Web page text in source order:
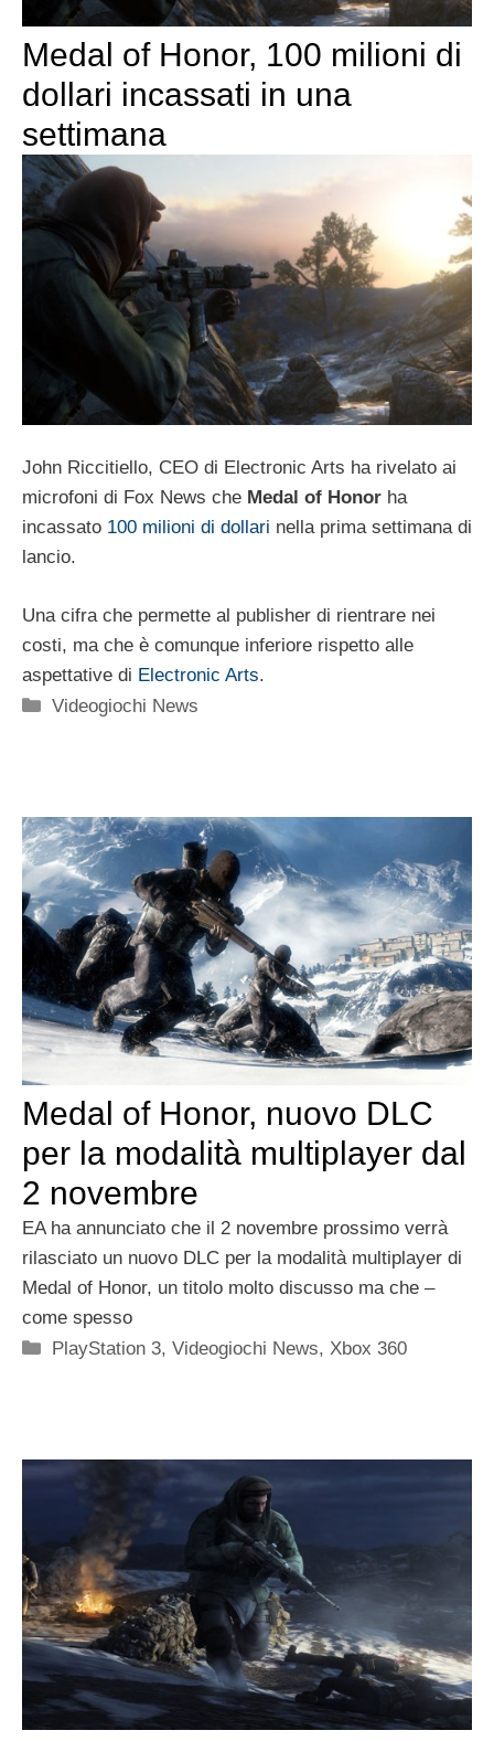
Medal of Honor, 100 milioni di
dollari incassati in una
settimana
John Riccitiello, CEO di Electronic Arts ha rivelato ai
microfoni di Fox News che Medal of Honor ha
incassato 100 milioni di dollari nella prima settimana di
lancio.
Una cifra che permette al publisher di rientrare nei
costi, ma che è comunque inferiore rispetto alle
aspettative di Electronic Arts.
Categorie
Videogiochi News
Medal of Honor, nuovo DLC
per la modalità multiplayer dal
2 novembre
EA ha annunciato che il 2 novembre prossimo verrà
rilasciato un nuovo DLC per la modalità multiplayer di
Medal of Honor, un titolo molto discusso ma che –
come spesso
Categorie
PlayStation 3,Videogiochi News, Xbox 360